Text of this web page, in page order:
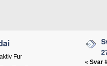
Fur
« Svar